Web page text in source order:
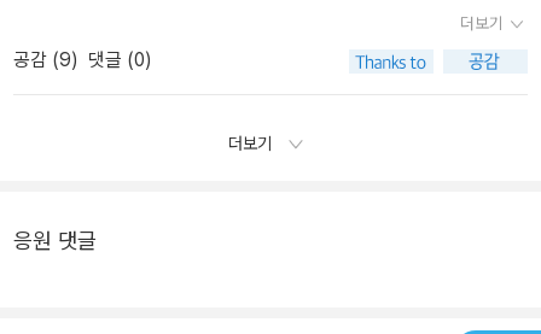
면서 점점 좋아지리라는 희망으로 아내에게 친절하고 예절바르게 대
한다. 무슨 뜻이냐고? 키티 입장에선 진짜 재미없는 남자라는 말. 이
들은 결혼하고 곧바로 남편의 직장이 있는 홍콩으로 떠나 키티는 그
고, 덩치 좋고, 권력까지 있는 찰스 타운센드가 모습을 드러내자 약간
낮의 밀회를 남편에게 들킨 일이 오히려 전화위복이 될지도 모르는
다.이런저런 경험들은 그녀를 분명 성장시켰지만, 그녀의 솔직하고,
풍부한 감성은 처음부터 끝까지 변함없다.키티는 가해자이자 피해자
이고, 월터는 피해자이자 가해자였다.책의 원제는P.B.셀리의 소네트
가려했다는 점에서 면죄부를 받을 수 없다.또 하나는 베일을 환상으
라가기가 쉬웠다.얼굴에서 드러나는 표정으로 감정을 읽는 부분에 상
당한 공감이 갔다. 타인과 타인이 만나서 소통한다라는 것이 얼마나
어려운가 하는 것도.사랑이라는 감정만으로, 믿음이라는 신뢰만으로
소통이 되는 것도 아님을.키티는 자신을 숨길 줄 모르는 아주 솔직한
람들은 많은 실수를 범하게 되는 게 아닌지라는 생각을 해본다. 많은
더보기
공감 (9) 댓글 (0)
더보기
응원 댓글